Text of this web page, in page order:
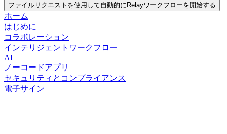
ファイルリクエストを使用して自動的にRelayワークフローを開始する
ホーム
はじめに
コラボレーション
インテリジェントワークフロー
AI
ノーコードアプリ
セキュリティとコンプライアンス
電子サイン